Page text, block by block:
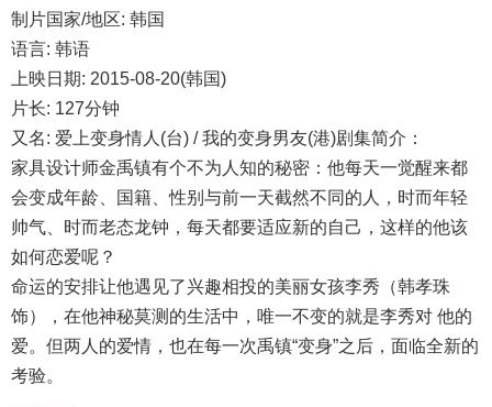
制片国家/地区: 韩国
语言: 韩语
上映日期: 2015-08-20(韩国)
片长: 127分钟
又名: 爱上变身情人(台) / 我的变身男友(港)剧集简介：
家具设计师金禹镇有个不为人知的秘密：他每天一觉醒来都
会变成年龄、国籍、性别与前一天截然不同的人，时而年轻
帅气、时而老态龙钟，每天都要适应新的自己，这样的他该
如何恋爱呢？
命运的安排让他遇见了兴趣相投的美丽女孩李秀（韩孝珠
饰），在他神秘莫测的生活中，唯一不变的就是李秀对 他的
爱。但两人的爱情，也在每一次禹镇“变身”之后，面临全新的
考验。